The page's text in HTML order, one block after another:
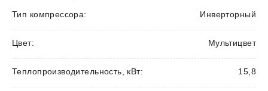
Тип компрессора: Инверторный
Цвет: Мультицвет
Теплопроизводительность, кВт: 15,8